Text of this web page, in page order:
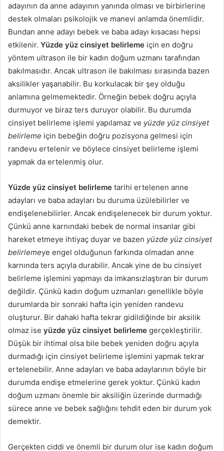
adayının da anne adayının yanında olması ve birbirlerine
destek olmaları psikolojik ve manevi anlamda önemlidir.
Bundan anne adayı bebek ve baba adayı kısacası hepsi
etkilenir. Yüzde yüz cinsiyet belirleme için en doğru
yöntem ultrason ile bir kadın doğum uzmanı tarafından
bakılmasıdır. Ancak ultrason ile bakılması sırasında bazen
aksilikler yaşanabilir. Bu korkulacak bir şey olduğu
anlamına gelmemektedir. Örneğin bebek doğru açıyla
durmuyor ve biraz ters duruyor olabilir. Bu durumda
cinsiyet belirleme işlemi yapılamaz ve yüzde yüz cinsiyet
belirleme için bebeğin doğru pozisyona gelmesi için
randevu ertelenir ve böylece cinsiyet belirleme işlemi
yapmak da ertelenmiş olur.
Yüzde yüz cinsiyet belirleme tarihi ertelenen anne
adayları ve baba adayları bu duruma üzülebilirler ve
endişelenebilirler. Ancak endişelenecek bir durum yoktur.
Çünkü anne karnındaki bebek de normal insanlar gibi
hareket etmeye ihtiyaç duyar ve bazen yüzde yüz cinsiyet
belirlemeye engel olduğunun farkında olmadan anne
karnında ters açıyla durabilir. Ancak yine de bu cinsiyet
belirleme işlemini yapmayı da imkansızlaştıran bir durum
değildir. Çünkü kadın doğum uzmanları genellikle böyle
durumlarda bir sonraki hafta için yeniden randevu
oluşturur. Bir dahaki hafta tekrar gidildiğinde bir aksilik
olmaz ise yüzde yüz cinsiyet belirleme gerçekleştirilir.
Düşük bir ihtimal olsa bile bebek yeniden doğru açıyla
durmadığı için cinsiyet belirleme işlemini yapmak tekrar
ertelenebilir. Anne adayları ve baba adaylarının böyle bir
durumda endişe etmelerine gerek yoktur. Çünkü kadın
doğum uzmanı önemle bir aksiliğin üzerinde durmadığı
sürece anne ve bebek sağlığını tehdit eden bir durum yok
demektir.
Gerçekten ciddi ve önemli bir durum olur ise kadın doğum